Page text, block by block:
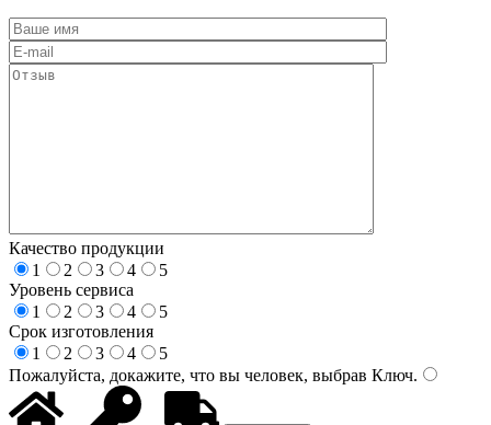
Качество продукции
1
2 3 4
5
Уровень сервиса
1
2 3 4
5
Срок изготовления
1
2 3 4
5
Пожалуйста, докажите, что вы человек, выбрав Ключ.